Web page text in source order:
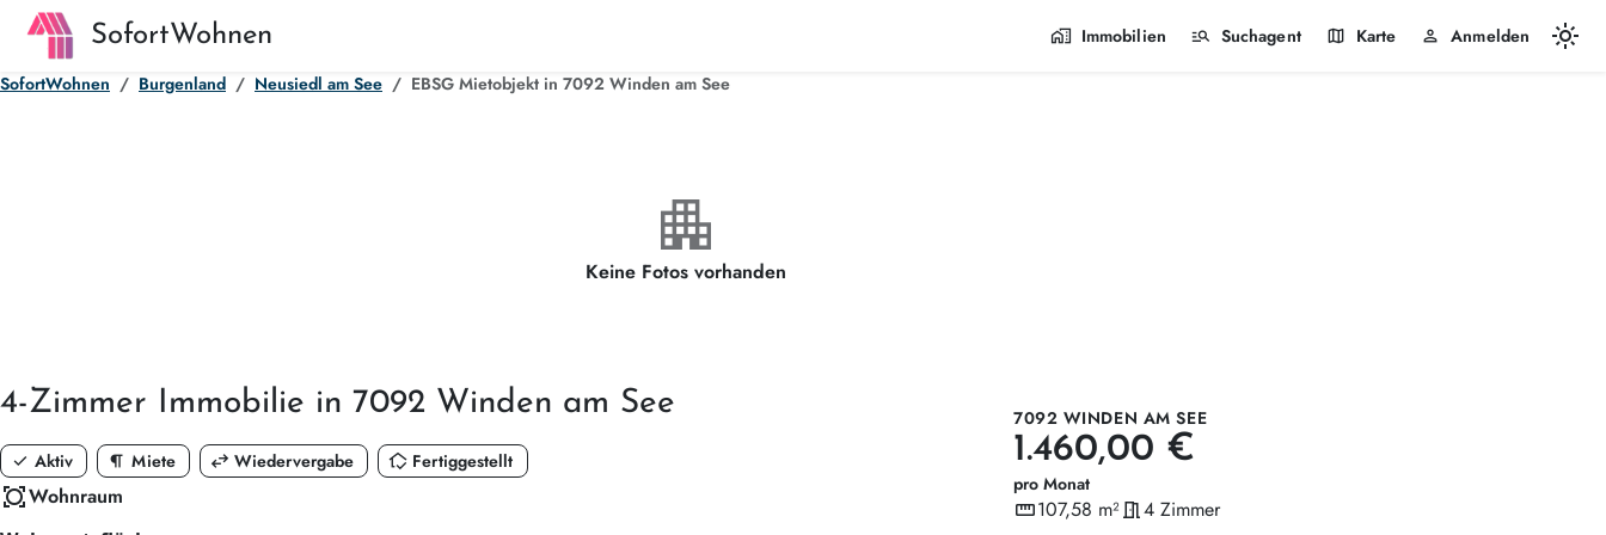
SofortWohnen home_work Immobilien manage_search Suchagent map Karte person Anmelden light_mode
SofortWohnen Burgenland Neusiedl am See EBSG Mietobjekt in 7092 Winden am See
apartment
Keine Fotos vorhanden
4-Zimmer Immobilie in 7092 Winden am See
check Aktiv format_paragraph Miete swap_horiz Wiedervergabe in_home_mode Fertiggestellt
all_outWohnraum
7092 WINDEN AM SEE
1.460,00 €
pro Monat
straighten
Wohnfläche
107,58 m²meeting_room
Zimmer
4 Zimmer